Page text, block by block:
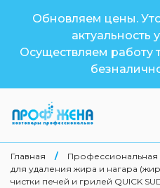
Обновляем цены.
актуальность
Осуществляем работу
Главная / Профессиональная
для удаления жира и нагара
чистки печей и грилей QUICK